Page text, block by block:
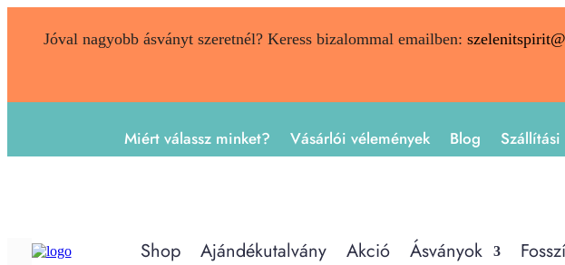
Jóval nagyobb ásványt szeretnél? Keress bizalommal emailben:
Miért válassz minket? Vásárlói vélemények Blog
Shop Ajándékutalvány Akció Ásványok